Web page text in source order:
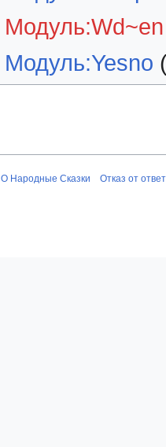
Модуль:Wd~en
Модуль:Yesno
О Народные Сказки Отказ от